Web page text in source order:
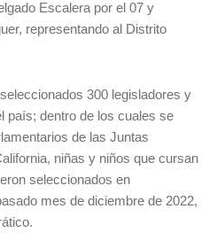
Escalera por el 07 y
representando al Distrito
300 legisladores y
país; dentro de los cuales se
de las Juntas
niñas y niños que cursan
seleccionados en
mes de diciembre de 2022,